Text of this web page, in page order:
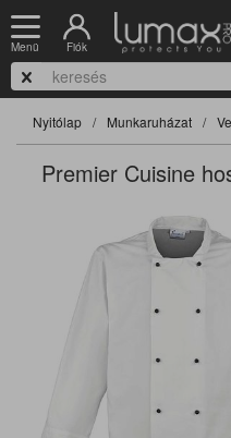
Menü Fiók
Nyitólap Munkaruházat
Premier Cuisine